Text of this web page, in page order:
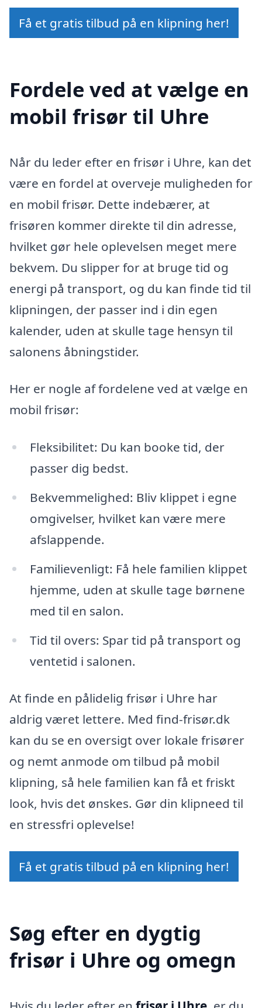
Få et gratis tilbud på en klipning her!
Fordele ved at vælge en
mobil frisør til Uhre
Når du leder efter en frisør i Uhre, kan det
være en fordel at overveje muligheden for
en mobil frisør. Dette indebærer, at
frisøren kommer direkte til din adresse,
hvilket gør hele oplevelsen meget mere
bekvem. Du slipper for at bruge tid og
energi på transport, og du kan finde tid til
klipningen, der passer ind i din egen
kalender, uden at skulle tage hensyn til
salonens åbningstider.
Her er nogle af fordelene ved at vælge en
mobil frisør:
Fleksibilitet: Du kan booke tid, der
passer dig bedst.
Bekvemmelighed: Bliv klippet i egne
omgivelser, hvilket kan være mere
afslappende.
Familievenligt: Få hele familien klippet
hjemme, uden at skulle tage børnene
med til en salon.
Tid til overs: Spar tid på transport og
ventetid i salonen.
At finde en pålidelig frisør i Uhre har
aldrig været lettere. Med find-frisør.dk
kan du se en oversigt over lokale frisører
og nemt anmode om tilbud på mobil
klipning, så hele familien kan få et friskt
look, hvis det ønskes. Gør din klipneed til
en stressfri oplevelse!
Få et gratis tilbud på en klipning her!
Søg efter en dygtig
frisør i Uhre og omegn